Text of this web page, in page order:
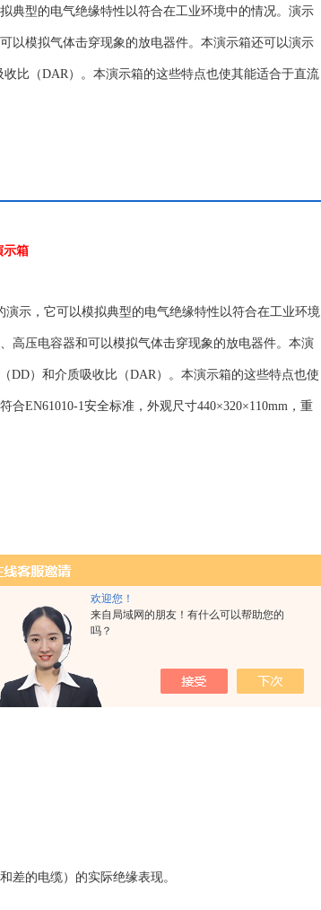
欢迎您！
来自局域网的朋友！有什么可以帮助您的
吗？
典型的电气绝缘特性以符合在工业环境中的情况。演示
以模拟气体击穿现象的放电器件。本演示箱还可以演示
比（DAR）。本演示箱的这些特点也使其能适合于直流
示箱
演示，它可以模拟典型的电气绝缘特性以符合在工业环境
高压电容器和可以模拟气体击穿现象的放电器件。本演
DD）和介质吸收比（DAR）。本演示箱的这些特点也使
EN61010-1安全标准，外观尺寸440×320×110mm，重
差的电缆）的实际绝缘表现。